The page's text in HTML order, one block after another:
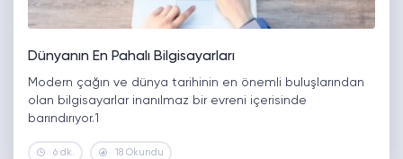
Dünyanın En Pahalı Bilgisayarları
Modern çağın ve dünya tarihinin en önemli buluşlarından
olan bilgisayarlar inanılmaz bir evreni içerisinde
barındırıyor.1
6 dk. 18 Okundu